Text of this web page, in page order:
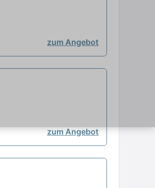
zum Angebot
zum Angebot